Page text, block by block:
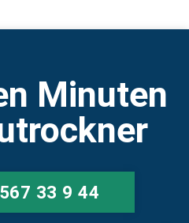
Minuten
33 9 44